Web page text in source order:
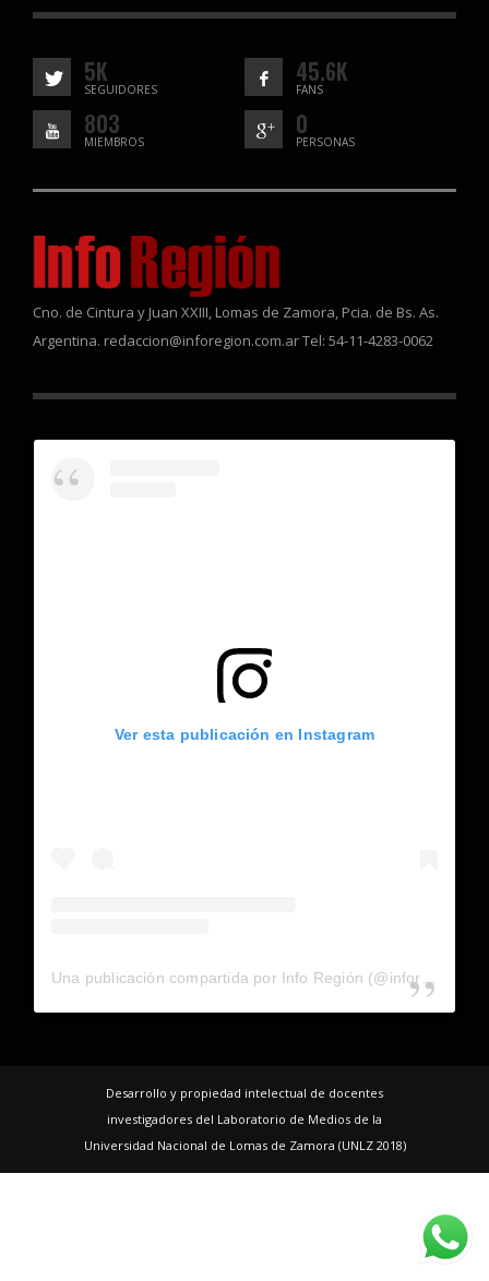
5K
SEGUIDORES
45.6K
FANS
803
MIEMBROS
0
PERSONAS
Cno. de Cintura y Juan XXIII, Lomas de Zamora, Pcia. de Bs. As.
Argentina. redaccion@inforegion.com.ar Tel: 54-11-4283-0062
Ver esta publicación en Instagram
Desarrollo y propiedad intelectual de docentes
investigadores del Laboratorio de Medios de la
Universidad Nacional de Lomas de Zamora (UNLZ 2018)